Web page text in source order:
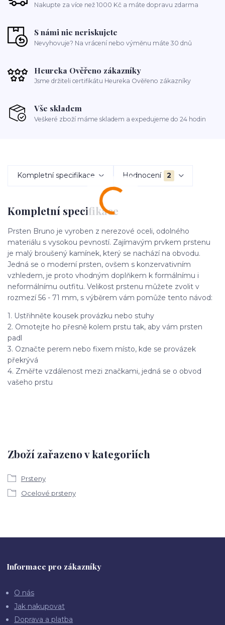
Nakupte za více než 1000 Kč a máte dopravu zdarma
S námi nic neriskujete
Nevyhovuje? Na vrácení nebo výměnu máte 30 dnů
Heureka Ověřeno zákazníky
Jsme držiteli certifikátu Heureka Ověřeno zákazníky
Vše skladem
Veškeré zboží máme skladem a expedujeme do 24 hodin
Kompletní specifikace Hodnocení 2
Kompletní specifikace
Prsten Bruno je vyroben z nerezové oceli, odolného
materiálu s vysokou pevností. Zajímavým prvkem prstenu
je malý broušený kamínek, který se nachází na obvodu.
Jedná se o moderní prsten, ovšem s konzervativním
vzhledem, je proto vhodným doplňkem k formálnímu i
neformálnímu outfitu. Velikost prstenu můžete zvolit v
rozmezí 56 - 71 mm, s výběrem vám pomůže tento návod:
1. Ustřihněte kousek provázku nebo stuhy
2. Omotejte ho přesně kolem prstu tak, aby vám prsten
padl
3. Označte perem nebo fixem místo, kde se provázek
překrývá
4. Změřte vzdálenost mezi značkami, jedná se o obvod
vašeho prstu
Zboží zařazeno v kategoriích
Prsteny
Ocelové prsteny
Informace pro zákazníky
O nás
Jak nakupovat
Doprava a platba